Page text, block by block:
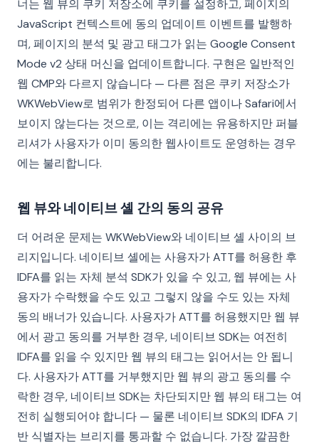
너는 웹 뷰의 쿠키 저장소에 쿠키를 설정하고, 페이지의
JavaScript 컨텍스트에 동의 업데이트 이벤트를 발행하
며, 페이지의 분석 및 광고 태그가 읽는 Google Consent
Mode v2 상태 머신을 업데이트합니다. 구현은 일반적인
웹 CMP와 다르지 않습니다 — 다른 점은 쿠키 저장소가
WKWebView로 범위가 한정되어 다른 앱이나 Safari에서
보이지 않는다는 것으로, 이는 격리에는 유용하지만 퍼블
리셔가 사용자가 이미 동의한 웹사이트도 운영하는 경우
에는 불리합니다.
웹 뷰와 네이티브 셸 간의 동의 공유
더 어려운 문제는 WKWebView와 네이티브 셸 사이의 브
리지입니다. 네이티브 셸에는 사용자가 ATT를 허용한 후
IDFA를 읽는 자체 분석 SDK가 있을 수 있고, 웹 뷰에는 사
용자가 수락했을 수도 있고 그렇지 않을 수도 있는 자체
동의 배너가 있습니다. 사용자가 ATT를 허용했지만 웹 뷰
에서 광고 동의를 거부한 경우, 네이티브 SDK는 여전히
IDFA를 읽을 수 있지만 웹 뷰의 태그는 읽어서는 안 됩니
다. 사용자가 ATT를 거부했지만 웹 뷰의 광고 동의를 수
락한 경우, 네이티브 SDK는 차단되지만 웹 뷰의 태그는 여
전히 실행되어야 합니다 — 물론 네이티브 SDK의 IDFA 기
반 식별자는 브리지를 통과할 수 없습니다. 가장 깔끔한